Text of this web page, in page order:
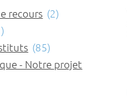
recours (2)
(85)
- Notre projet